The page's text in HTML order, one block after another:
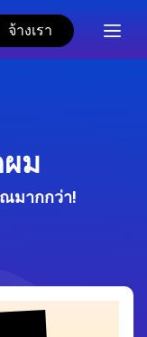
จ้างเรา
ม
มากกว่า!